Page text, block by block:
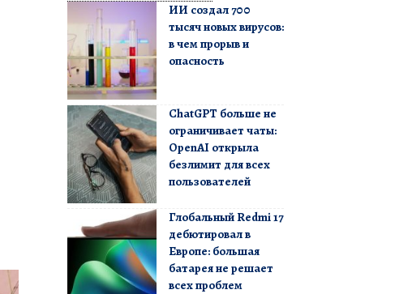
ИИ создал 700
тысяч новых вирусов:
в чем прорыв и
опасность
ChatGPT больше не
ограничивает чаты:
OpenAI открыла
безлимит для всех
пользователей
Глобальный Redmi 17
дебютировал в
Европе: большая
батарея не решает
всех проблем